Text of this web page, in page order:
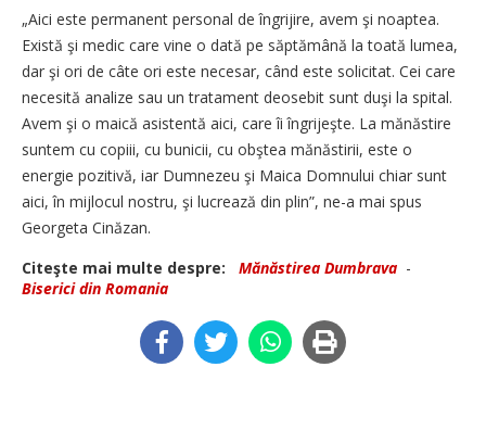
„Aici este permanent personal de îngrijire, avem şi noaptea.
Există şi medic care vine o dată pe săptămână la toată lumea,
dar şi ori de câte ori este necesar, când este solicitat. Cei care
necesită analize sau un tratament deosebit sunt duşi la spital.
Avem şi o maică asistentă aici, care îi îngrijeşte. La mănăstire
suntem cu copiii, cu bunicii, cu obştea mănăstirii, este o
energie pozitivă, iar Dumnezeu şi Maica Domnului chiar sunt
aici, în mijlocul nostru, şi lucrează din plin”, ne-a mai spus
Georgeta Cinăzan.
Citeşte mai multe despre:
Mănăstirea Dumbrava -
Biserici din Romania